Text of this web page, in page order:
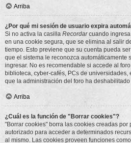
Arriba
¿Por qué mi sesión de usuario expira
Si no activa la casilla Recordarcuando ingresa
en una cookie segura, que se elimina al salir
tiempo. Esto previene que su cuenta pueda
que el sistema le reconozca automáticamente
ingresar. No es recomendable si accede al
biblioteca, cyber-cafés, PCs de universidades,
que la administración del foro ha
Arriba
¿Cuál es la función de "Borrar cookies"?
"Borrar cookies" borra las cookies creadas por
autorizado para acceder a determinados
al mismo. Las cookies proveen funciones